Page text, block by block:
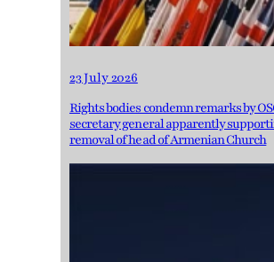
23 July 2026
Rights bodies condemn remarks by
secretary general apparently
removal of head of Armenian Church